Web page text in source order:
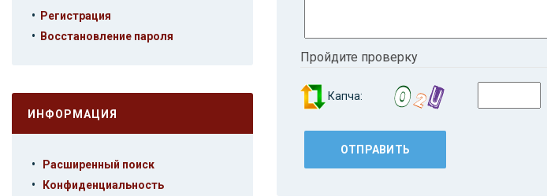
• Регистрация
• Восстановление пароля
ИНФОРМАЦИЯ
• Расширенный поиск
• Конфиденциальность
Пройдите проверку
Капча: